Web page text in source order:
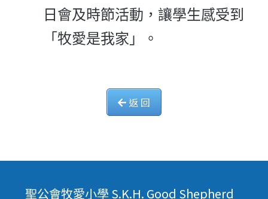
日會及時節活動，讓學生感受到
「牧愛是我家」。
返 回
聖公會牧愛小學 S.K.H. Good Shepherd